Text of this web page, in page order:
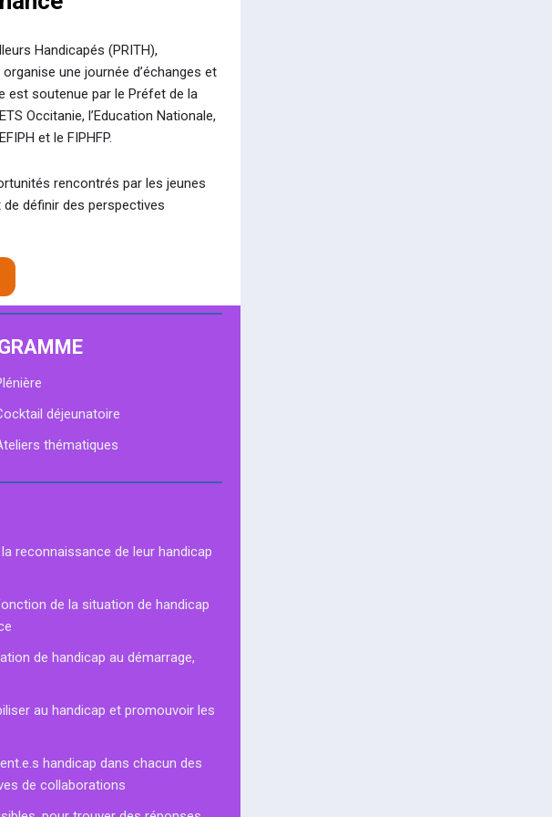
Handicapés (PRITH),
une journée d’échanges et
est soutenue par le Préfet de la
Occitanie, l’Education Nationale,
et le FIPHFP.
rencontrés par les jeunes
définir des perspectives
déjeunatoire
thématiques
reconnaissance de leur handicap
de la situation de handicap
de handicap au démarrage,
au handicap et promouvoir les
handicap dans chacun des
de collaborations